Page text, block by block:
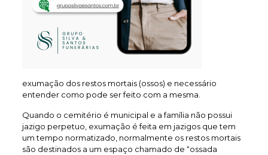
exumação dos restos mortais (ossos) e necessário
entender como pode ser feito com a mesma.
Quando o cemitério é municipal e a família não possui
jazigo perpetuo, exumação é feita em jazigos que tem
um tempo normatizado, normalmente os restos mortais
são destinados a um espaço chamado de “ossada